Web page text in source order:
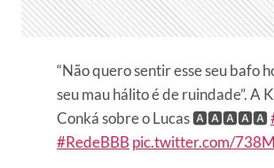
“Não quero sentir esse seu bafo
seu mau hálito é de ruindade”. A
Conká sobre o Lucas 🅰️🅰️🅰️🅰️🅰️
#RedeBBB pic.twitter.com/